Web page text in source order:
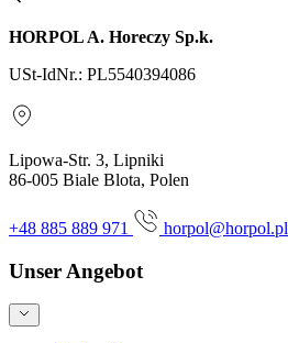
HORPOL A. Horeczy Sp.k.
USt-IdNr.: PL5540394086
Lipowa-Str. 3, Lipniki
86-005 Biale Blota, Polen
+48 885 889 971 horpol@horpol.pl
Unser Angebot